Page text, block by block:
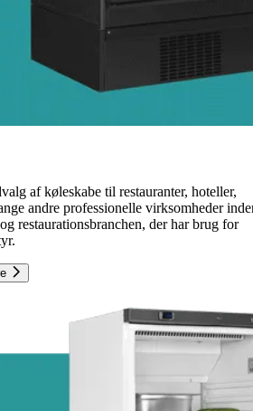
af køleskabe til restauranter, hoteller,
andre professionelle virksomheder
restaurationsbranchen, der har brug for